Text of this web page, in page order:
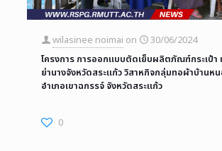
wilasinee noimai on
30/06/2024
โครงการ การออกแบบตัดเย็บผลิตภัณฑ์กระเป๋า
ย่านางจังหวัดสระแก้ว วิสาหกิจกลุ่มทอผ้าบ้านห
อำเภอเขาฉกรรจ์ จังหวัดสระแก้ว
0